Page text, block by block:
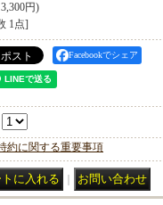
3,300円)
1点]
Facebookでシェア
約に関する重要事項